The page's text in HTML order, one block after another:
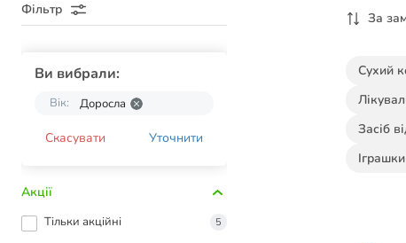
Фільтр
Ви вибрали:
Вік: Доросла
Скасувати Уточнити
Акції
Тільки акційні 5
За
Сухий
Засіб